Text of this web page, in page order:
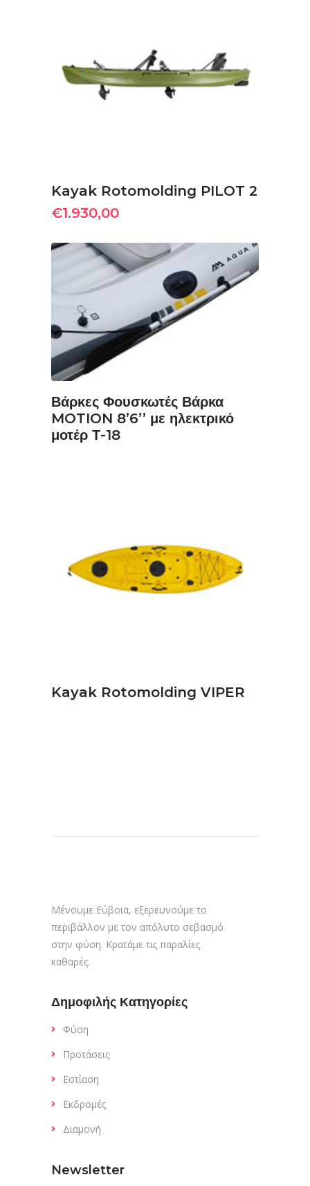
ΠΡΟΣΘΉΚΗ ΣΤΟ ΚΑΛΆΘΙ
Kayak Rotomolding PILOT 2
€1.930,00
ΔΙΑΒΆΣΤΕ ΠΕΡΙΣΣΌΤΕΡΑ
Βάρκες Φουσκωτές Βάρκα
MOTION 8’6’’ με ηλεκτρικό
μοτέρ Τ-18
ΔΙΑΒΆΣΤΕ ΠΕΡΙΣΣΌΤΕΡΑ
Kayak Rotomolding VIPER
Μένουμε Εύβοια, εξερευνούμε το
περιβάλλον με τον απόλυτο σεβασμό
στην φύση. Κρατάμε τις παραλίες
καθαρές.
Δημοφιλής Κατηγορίες
Φύση
Προτάσεις
Εστίαση
Εκδρομές
Διαμονή
Newsletter